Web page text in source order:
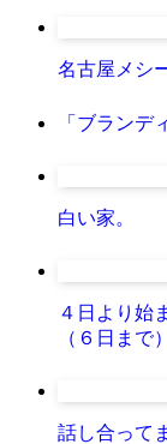
名古屋メシ
「ブランデ
白い家。
４日より始
（６日まで
話し合って